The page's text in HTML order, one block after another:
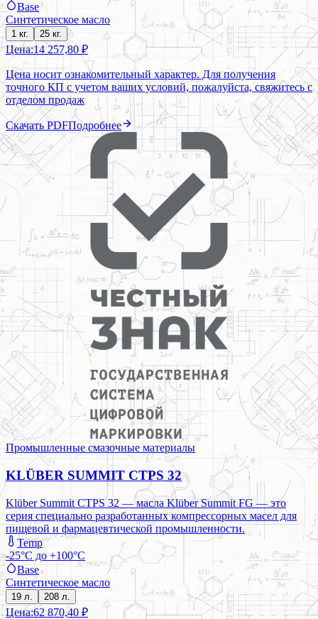
Base
Синтетическое масло
1 кг. 25 кг.
Цена:14 257,80 ₽
Цена носит ознакомительный характер. Для получения
точного КП с учетом ваших условий, пожалуйста, свяжитесь с
отделом продаж
Скачать PDFПодробнее
Промышленные смазочные материалы
KLÜBER SUMMIT CTPS 32
Klüber Summit CTPS 32 — масла Klüber Summit FG — это
серия специально разработанных компрессорных масел для
пищевой и фармацевтической промышленности.
Temp
-25°C до +100°C
Base
Синтетическое масло
19 л. 208 л.
Цена:62 870,40 ₽